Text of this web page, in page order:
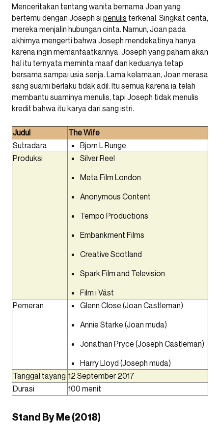
Menceritakan tentang wanita bernama Joan yang
bertemu dengan Joseph si penulis terkenal. Singkat cerita,
mereka menjalin hubungan cinta. Namun, Joan pada
akhirnya mengerti bahwa Joseph mendekatinya hanya
karena ingin memanfaatkannya. Joseph yang paham akan
hal itu ternyata meminta maaf dan keduanya tetap
bersama sampai usia senja. Lama kelamaan, Joan merasa
sang suami berlaku tidak adil. Itu semua karena ia telah
membantu suaminya menulis, tapi Joseph tidak menulis
kredit bahwa itu karya dari sang istri.
Judul
The Wife
Sutradara
Bjorn L Runge
Produksi
Silver Reel
Meta Film London
Anonymous Content
Tempo Productions
Embankment Films
Creative Scotland
Spark Film and Television
Film i Väst
Pemeran
Glenn Close (Joan Castleman)
Annie Starke (Joan muda)
Jonathan Pryce (Joseph Castleman)
Harry Lloyd (Joseph muda)
Tanggal tayang 12 September 2017
Durasi
100 menit
Stand By Me (2018)